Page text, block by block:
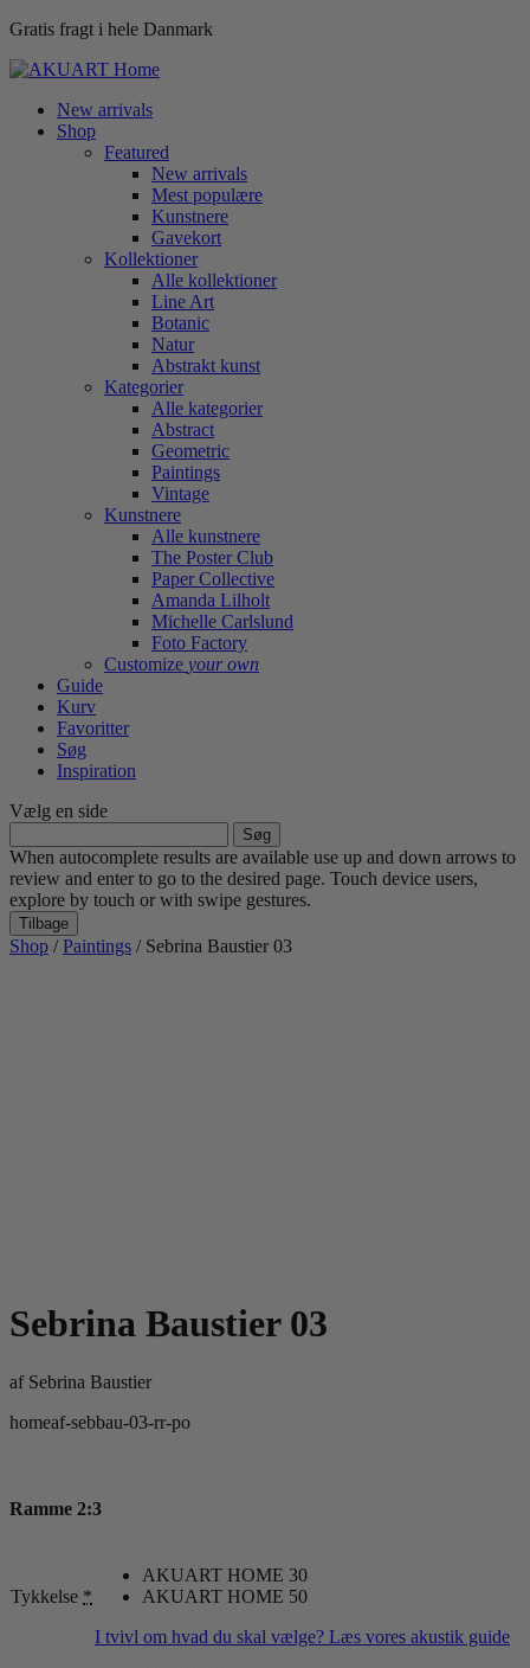
Gratis fragt i hele Danmark
New arrivals
Shop
Featured
New arrivals
Mest populære
Kunstnere
Gavekort
Kollektioner
Alle kollektioner
Line Art
Botanic
Natur
Abstrakt kunst
Kategorier
Alle kategorier
Abstract
Geometric
Paintings
Vintage
Kunstnere
Alle kunstnere
The Poster Club
Paper Collective
Amanda Lilholt
Michelle Carlslund
Foto Factory
Customize your own
Guide
Kurv
Favoritter
Søg
Inspiration
Vælg en side
efter:
When autocomplete results are available use up and down arrows to
review and enter to go to the desired page. Touch device users,
explore by touch or with swipe gestures.
Tilbage
Shop /Paintings / Sebrina Baustier 03
Sebrina Baustier 03
af Sebrina Baustier
homeaf-sebbau-03-rr-po
Ramme 2:3
Tykkelse *
AKUART HOME 30
AKUART HOME 50
I tvivl om hvad du skal vælge? Læs vores akustik guide